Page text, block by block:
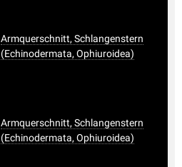
Armquerschnitt, Schlangenstern
(Echinodermata, Ophiuroidea)
Armquerschnitt, Schlangenstern
(Echinodermata, Ophiuroidea)